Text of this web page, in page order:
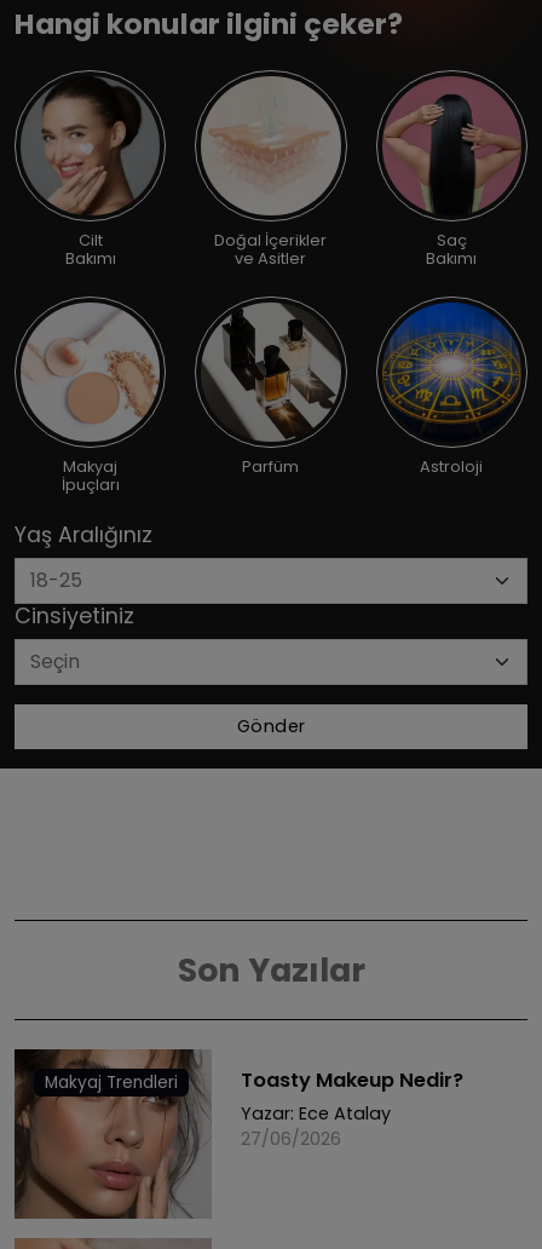
Hangi konular ilgini çeker?
Cilt
Bakımı
Doğal İçerikler
ve Asitler
Saç
Bakımı
Makyaj
İpuçları
Parfüm Astroloji
Yaş Aralığınız
Cinsiyetiniz
Gönder
Son Yazılar
Makyaj Trendleri Toasty Makeup Nedir?
Yazar: Ece Atalay
27/06/2026